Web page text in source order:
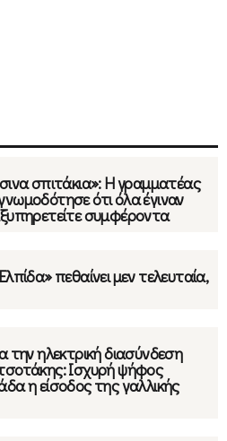
σπιτάκια»: Η γραμματέας
ότι όλα έγιναν
συμφέροντα
πεθαίνει μεν τελευταία,
την ηλεκτρική διασύνδεση
Ισχυρή ψήφος
η είσοδος της γαλλικής